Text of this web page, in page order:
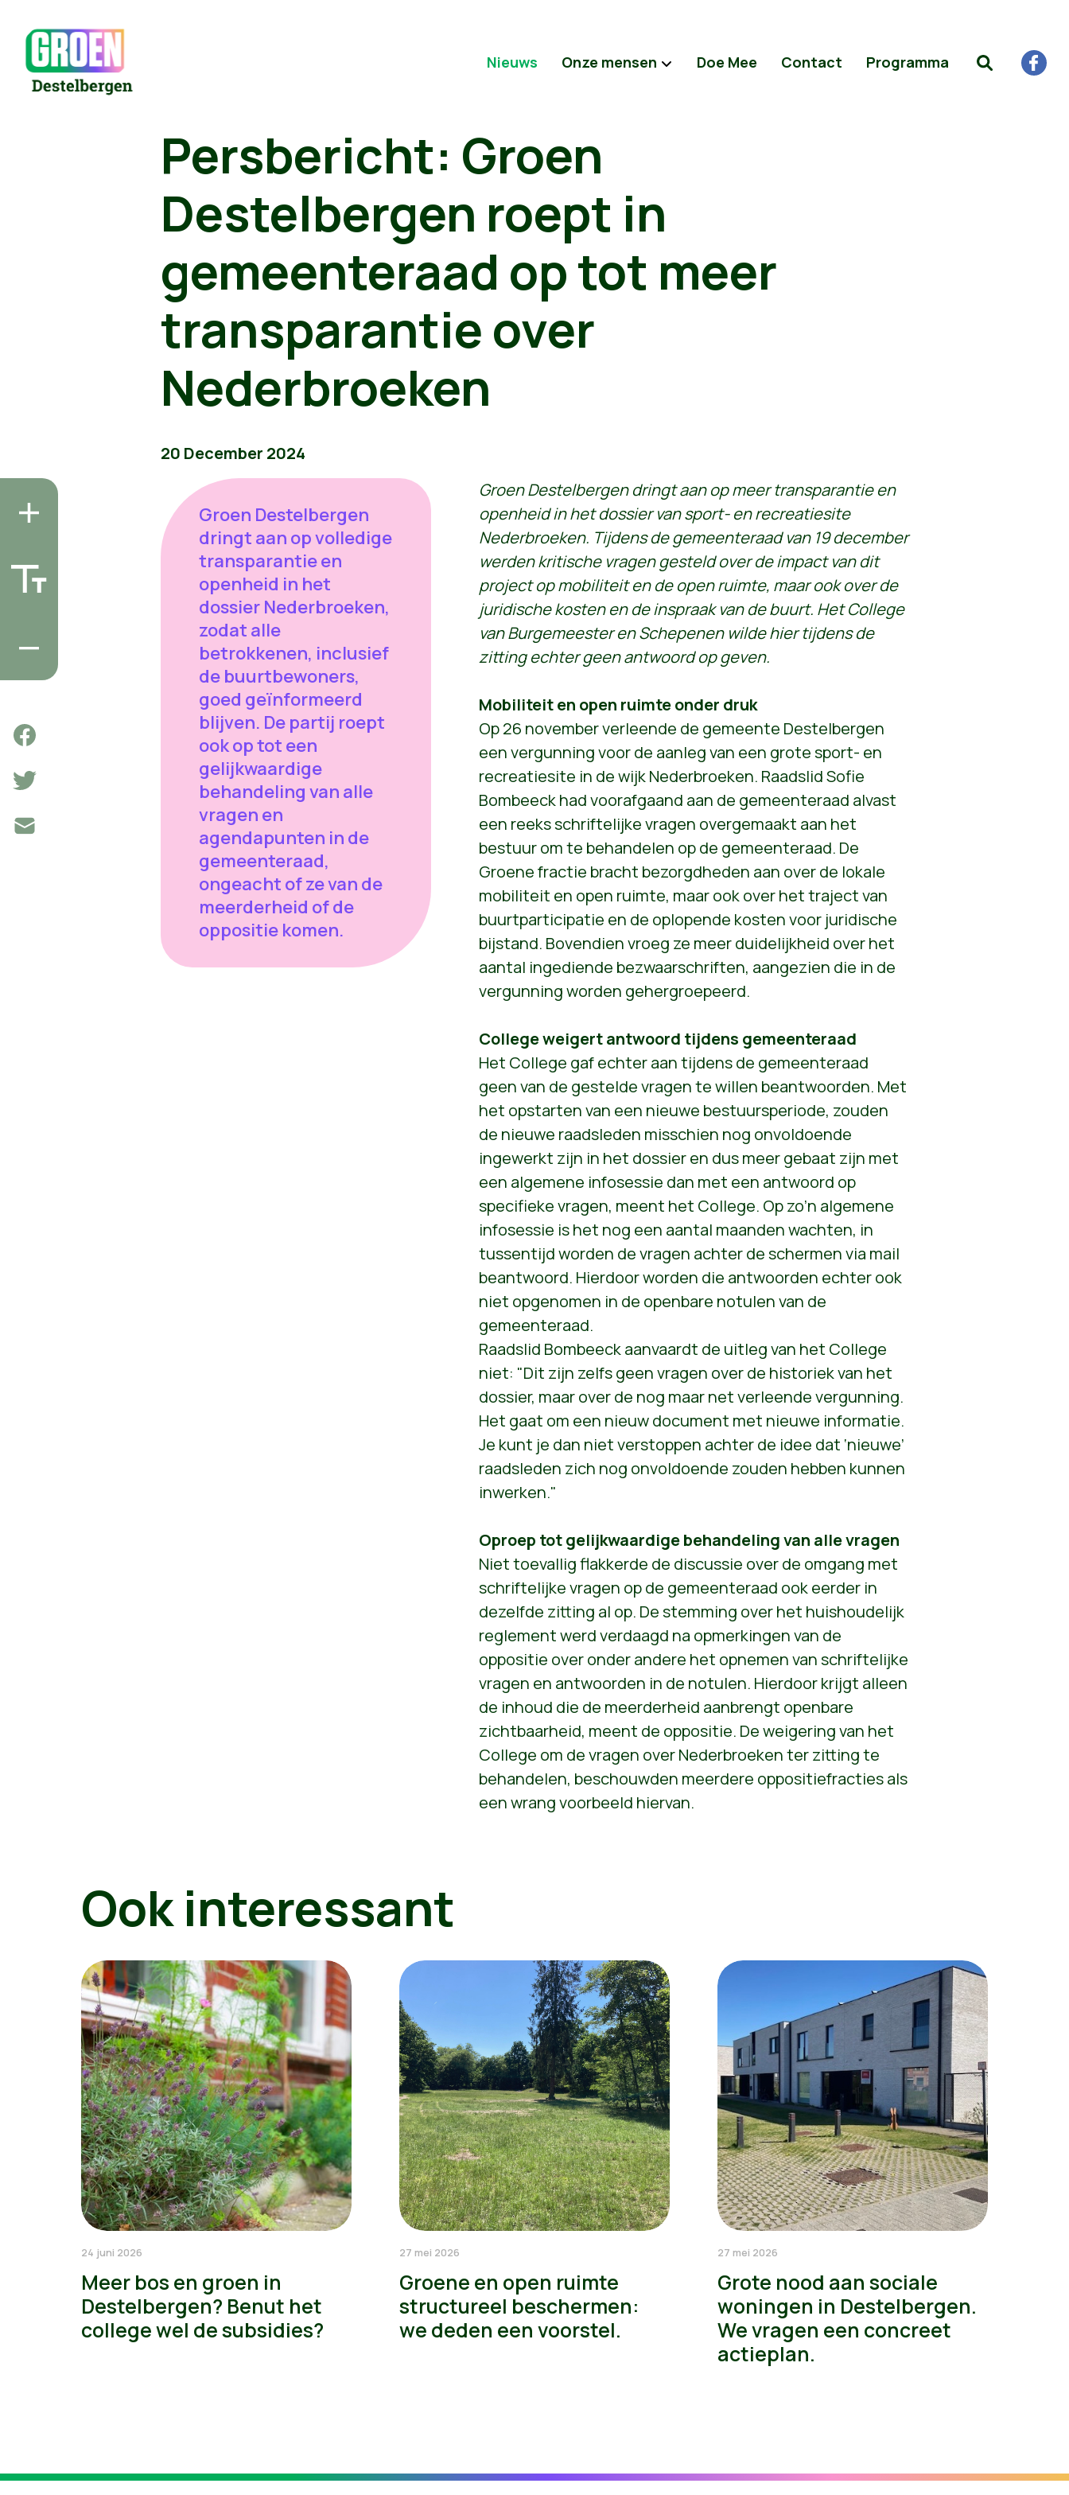
Nieuws Onze mensen Doe Mee Contact Programma
Persbericht: Groen
Destelbergen roept in
gemeenteraad op tot meer
transparantie over
Nederbroeken
20 December 2024
Groen Destelbergen
dringt aan op volledige
transparantie en
openheid in het
dossier Nederbroeken,
zodat alle
betrokkenen, inclusief
de buurtbewoners,
goed geïnformeerd
blijven. De partij roept
ook op tot een
gelijkwaardige
behandeling van alle
vragen en
agendapunten in de
gemeenteraad,
ongeacht of ze van de
meerderheid of de
oppositie komen.
Groen Destelbergen dringt aan op meer transparantie en
openheid in het dossier van sport- en recreatiesite
Nederbroeken. Tijdens de gemeenteraad van 19 december
werden kritische vragen gesteld over de impact van dit
project op mobiliteit en de open ruimte, maar ook over de
juridische kosten en de inspraak van de buurt. Het College
van Burgemeester en Schepenen wilde hier tijdens de
zitting echter geen antwoord op geven.
Mobiliteit en open ruimte onder druk
Op 26 november verleende de gemeente Destelbergen
een vergunning voor de aanleg van een grote sport- en
recreatiesite in de wijk Nederbroeken. Raadslid Sofie
Bombeeck had voorafgaand aan de gemeenteraad alvast
een reeks schriftelijke vragen overgemaakt aan het
bestuur om te behandelen op de gemeenteraad. De
Groene fractie bracht bezorgdheden aan over de lokale
mobiliteit en open ruimte, maar ook over het traject van
buurtparticipatie en de oplopende kosten voor juridische
bijstand. Bovendien vroeg ze meer duidelijkheid over het
aantal ingediende bezwaarschriften, aangezien die in de
vergunning worden gehergroepeerd.
College weigert antwoord tijdens gemeenteraad
Het College gaf echter aan tijdens de gemeenteraad
geen van de gestelde vragen te willen beantwoorden. Met
het opstarten van een nieuwe bestuursperiode, zouden
de nieuwe raadsleden misschien nog onvoldoende
ingewerkt zijn in het dossier en dus meer gebaat zijn met
een algemene infosessie dan met een antwoord op
specifieke vragen, meent het College. Op zo’n algemene
infosessie is het nog een aantal maanden wachten, in
tussentijd worden de vragen achter de schermen via mail
beantwoord. Hierdoor worden die antwoorden echter ook
niet opgenomen in de openbare notulen van de
gemeenteraad.
Raadslid Bombeeck aanvaardt de uitleg van het College
niet: "Dit zijn zelfs geen vragen over de historiek van het
dossier, maar over de nog maar net verleende vergunning.
Het gaat om een nieuw document met nieuwe informatie.
Je kunt je dan niet verstoppen achter de idee dat ‘nieuwe’
raadsleden zich nog onvoldoende zouden hebben kunnen
inwerken."
Oproep tot gelijkwaardige behandeling van alle vragen
Niet toevallig flakkerde de discussie over de omgang met
schriftelijke vragen op de gemeenteraad ook eerder in
dezelfde zitting al op. De stemming over het huishoudelijk
reglement werd verdaagd na opmerkingen van de
oppositie over onder andere het opnemen van schriftelijke
vragen en antwoorden in de notulen. Hierdoor krijgt alleen
de inhoud die de meerderheid aanbrengt openbare
zichtbaarheid, meent de oppositie. De weigering van het
College om de vragen over Nederbroeken ter zitting te
behandelen, beschouwden meerdere oppositiefracties als
een wrang voorbeeld hiervan.
Ook interessant
24 juni 2026
Meer bos en groen in
Destelbergen? Benut het
college wel de subsidies?
27 mei 2026
Groene en open ruimte
structureel beschermen:
we deden een voorstel.
27 mei 2026
Grote nood aan sociale
woningen in Destelbergen.
We vragen een concreet
actieplan.